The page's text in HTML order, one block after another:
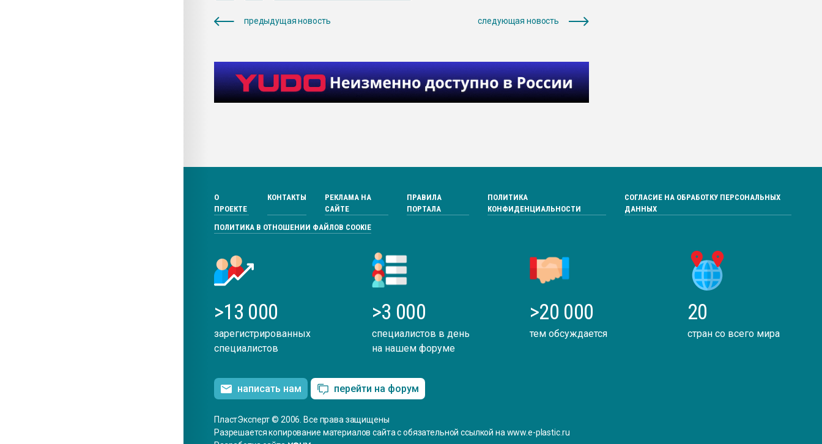
предыдущая новость следующая новость
О
ПРОЕКТЕ
КОНТАКТЫ
РЕКЛАМА НА
САЙТЕ
ПРАВИЛА
ПОРТАЛА
ПОЛИТИКА
КОНФИДЕНЦИАЛЬНОСТИ
СОГЛАСИЕ НА ОБРАБОТКУ ПЕРСОНАЛЬНЫХ
ДАННЫХ
ПОЛИТИКА В ОТНОШЕНИИ ФАЙЛОВ COOKIE
>13 000
зарегистрированных
специалистов
>3 000
специалистов в день
на нашем форуме
>20 000
тем обсуждается
20
стран со всего мира
написать нам перейти на форум
ПластЭксперт © 2006. Все права защищены
Разрешается копирование материалов сайта с обязательной ссылкой на www.e-plastic.ru